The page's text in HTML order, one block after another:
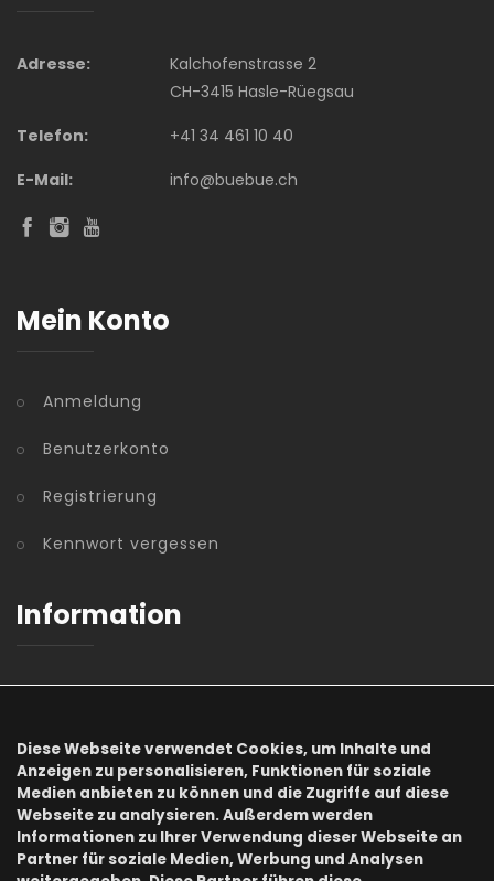
Adresse:
Kalchofenstrasse 2
CH-3415 Hasle-Rüegsau
Telefon:
+41 34 461 10 40
E-Mail:
info@buebue.ch
Mein Konto
Anmeldung
Benutzerkonto
Registrierung
Kennwort vergessen
Information
Datenschutz
Impressum
Onlineshops
Diese Webseite verwendet Cookies, um Inhalte und
Anzeigen zu personalisieren, Funktionen für soziale
Medien anbieten zu können und die Zugriffe auf diese
Webseite zu analysieren. Außerdem werden
Informationen zu Ihrer Verwendung dieser Webseite an
Partner für soziale Medien, Werbung und Analysen